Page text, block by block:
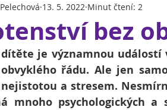
bez
13. 5. 2022 Minut čtení: 2
je významnou
řádu. Ale jen
a stresem.
mnoho psychologických